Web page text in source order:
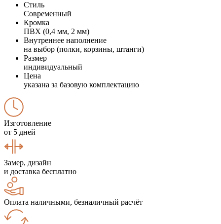
Стиль
Современный
Кромка
ПВХ (0,4 мм, 2 мм)
Внутреннее наполнение
на выбор (полки, корзины, штанги)
Размер
индивидуальный
Цена
указана за базовую комплектацию
Изготовление
от 5 дней
Замер, дизайн
и доставка бесплатно
Оплата наличными, безналичный расчёт